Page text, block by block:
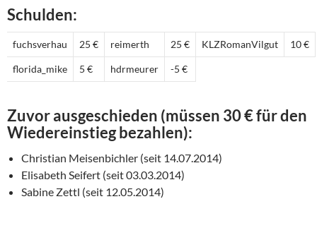
Schulden:
fuchsverhau 25 € reimerth 25 € KLZRomanVilgut 10 €
florida_mike 5 € hdrmeurer -5 €
Zuvor ausgeschieden (müssen 30 € für den
Wiedereinstieg bezahlen):
Christian Meisenbichler (seit 14.07.2014)
Elisabeth Seifert (seit 03.03.2014)
Sabine Zettl (seit 12.05.2014)